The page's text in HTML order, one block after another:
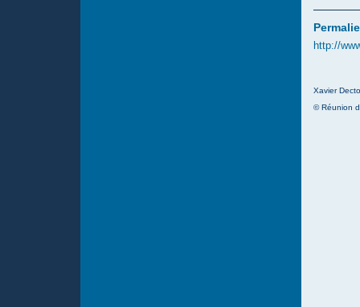
http://
Xavier
© Réunion